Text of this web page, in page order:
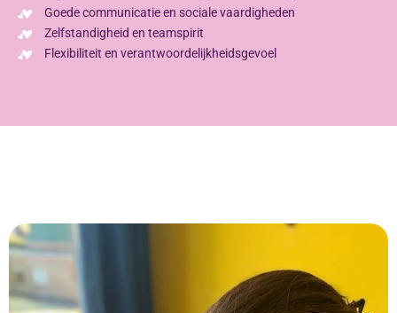
Goede communicatie en sociale vaardigheden
Zelfstandigheid en teamspirit
Flexibiliteit en verantwoordelijkheidsgevoel